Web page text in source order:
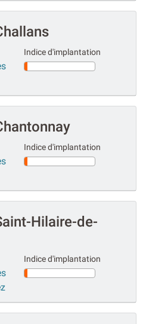
Indice d'implantation
Indice d'implantation
Hilaire-de-
Indice d'implantation